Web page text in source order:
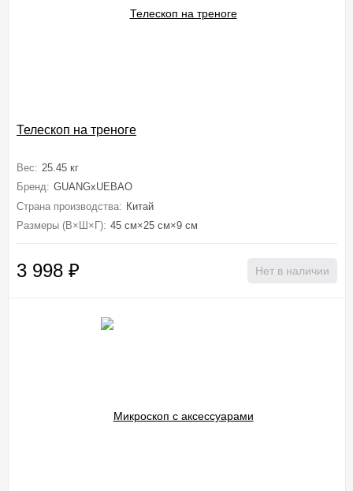
Телескоп на треноге
Вес: 25.45 кг
Бренд: GUANGxUEBAO
Страна производства: Китай
Размеры (В×Ш×Г): 45 см×25 см×9 см
3 998 ₽ Нет в наличии